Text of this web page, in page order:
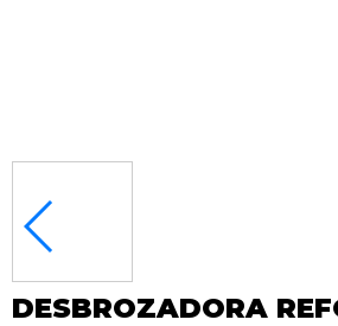
DESBROZADORA